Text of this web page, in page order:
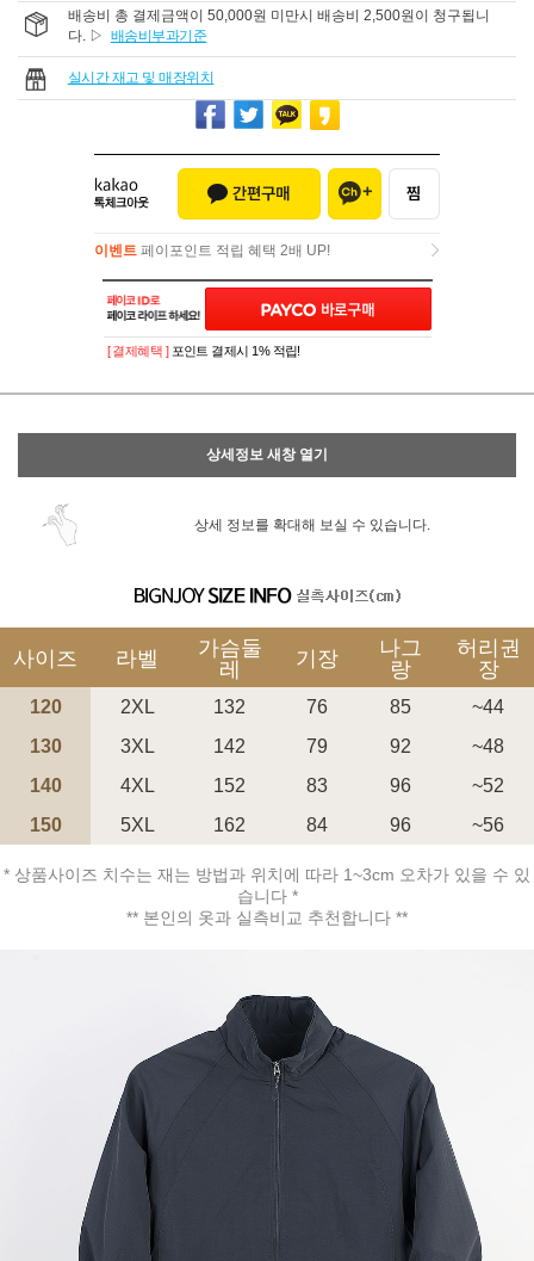
배송비 총 결제금액이 50,000원 미만시 배송비 2,500원이 청구됩니
다. ▷ 배송비부과기준
실시간 재고 및 매장위치
이벤트 페이포인트 적립 혜택 2배 UP!
이벤트페이포인트 적립 혜택 2배 UP!
페이코 ID로 페
PAYCO 바로구매
[ 결제혜택 ] 포인트 결제시 1% 적립!
상세정보 새창 열기
상세 정보를 확대해 보실 수 있습니다.
사이즈 라벨
가슴둘
레
기장
나그
랑
허리권
장
120 2XL 132 76 85
~44
130
3XL 142 79 92
~48
140
4XL 152 83 96
~52
150
5XL 162 84 96 ~56
* 상품사이즈 치수는 재는 방법과 위치에 따라 1~3cm 오차가 있을 수 있
습니다 *
** 본인의 옷과 실측비교 추천합니다 **